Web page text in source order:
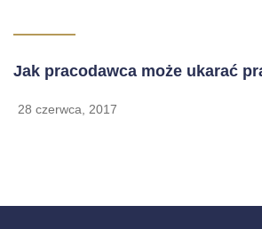
Jak pracodawca może ukarać
28 czerwca, 2017